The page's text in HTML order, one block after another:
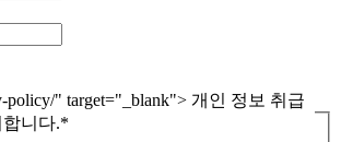
policy/" target="_blank"> 개인 정보 취급
니다.*